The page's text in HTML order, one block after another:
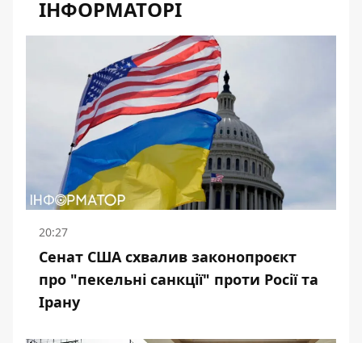
ІНФОРМАТОРІ
20:27
Сенат США схвалив законопроєкт
про "пекельні санкції" проти Росії та
Ірану